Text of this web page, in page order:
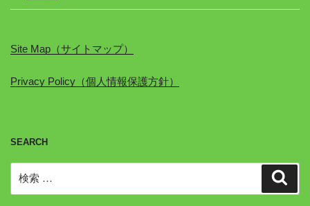
Site Map（サイトマップ）
Privacy Policy（個人情報保護方針）
SEARCH
索: